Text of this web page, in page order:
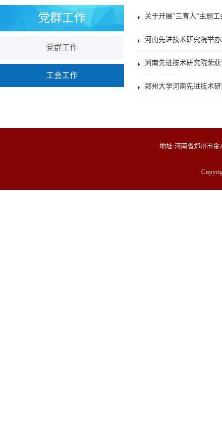
党群工作
党群工作
工会工作
关于开展”三育人”主题
河南先进技术研究院举
河南先进技术研究院荣
郑州大学河南先进技术
地址:河南省郑州市金